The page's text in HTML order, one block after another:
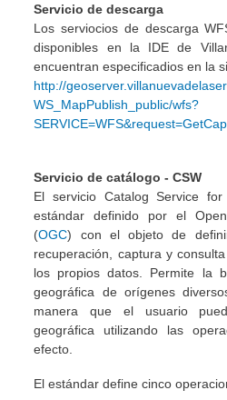
Servicio de descarga
Los serviocios de descarga
disponibles en la IDE de
encuentran especificadios en la
http://
WS_MapPublish_public/wfs?
Servicio de catálogo - CSW
El servicio Catalog Service
estándar definido por el
(OGC) con el objeto de
recuperación, captura y
los propios datos. Permite la
geográfica de orígenes
manera que el usuario
geográfica utilizando las
efecto.
El estándar define cinco